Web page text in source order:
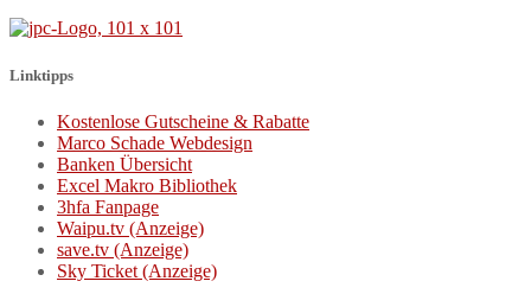
Linktipps
Kostenlose Gutscheine & Rabatte
Marco Schade Webdesign
Banken Übersicht
Excel Makro Bibliothek
3hfa Fanpage
Waipu.tv (Anzeige)
save.tv (Anzeige)
Sky Ticket (Anzeige)